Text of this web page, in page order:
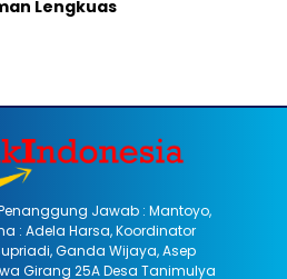
Lengkuas
Jawab : Mantoyo,
: Adela Harsa, Koordinator
Ganda Wijaya, Asep
Girang 25A Desa Tanimulya